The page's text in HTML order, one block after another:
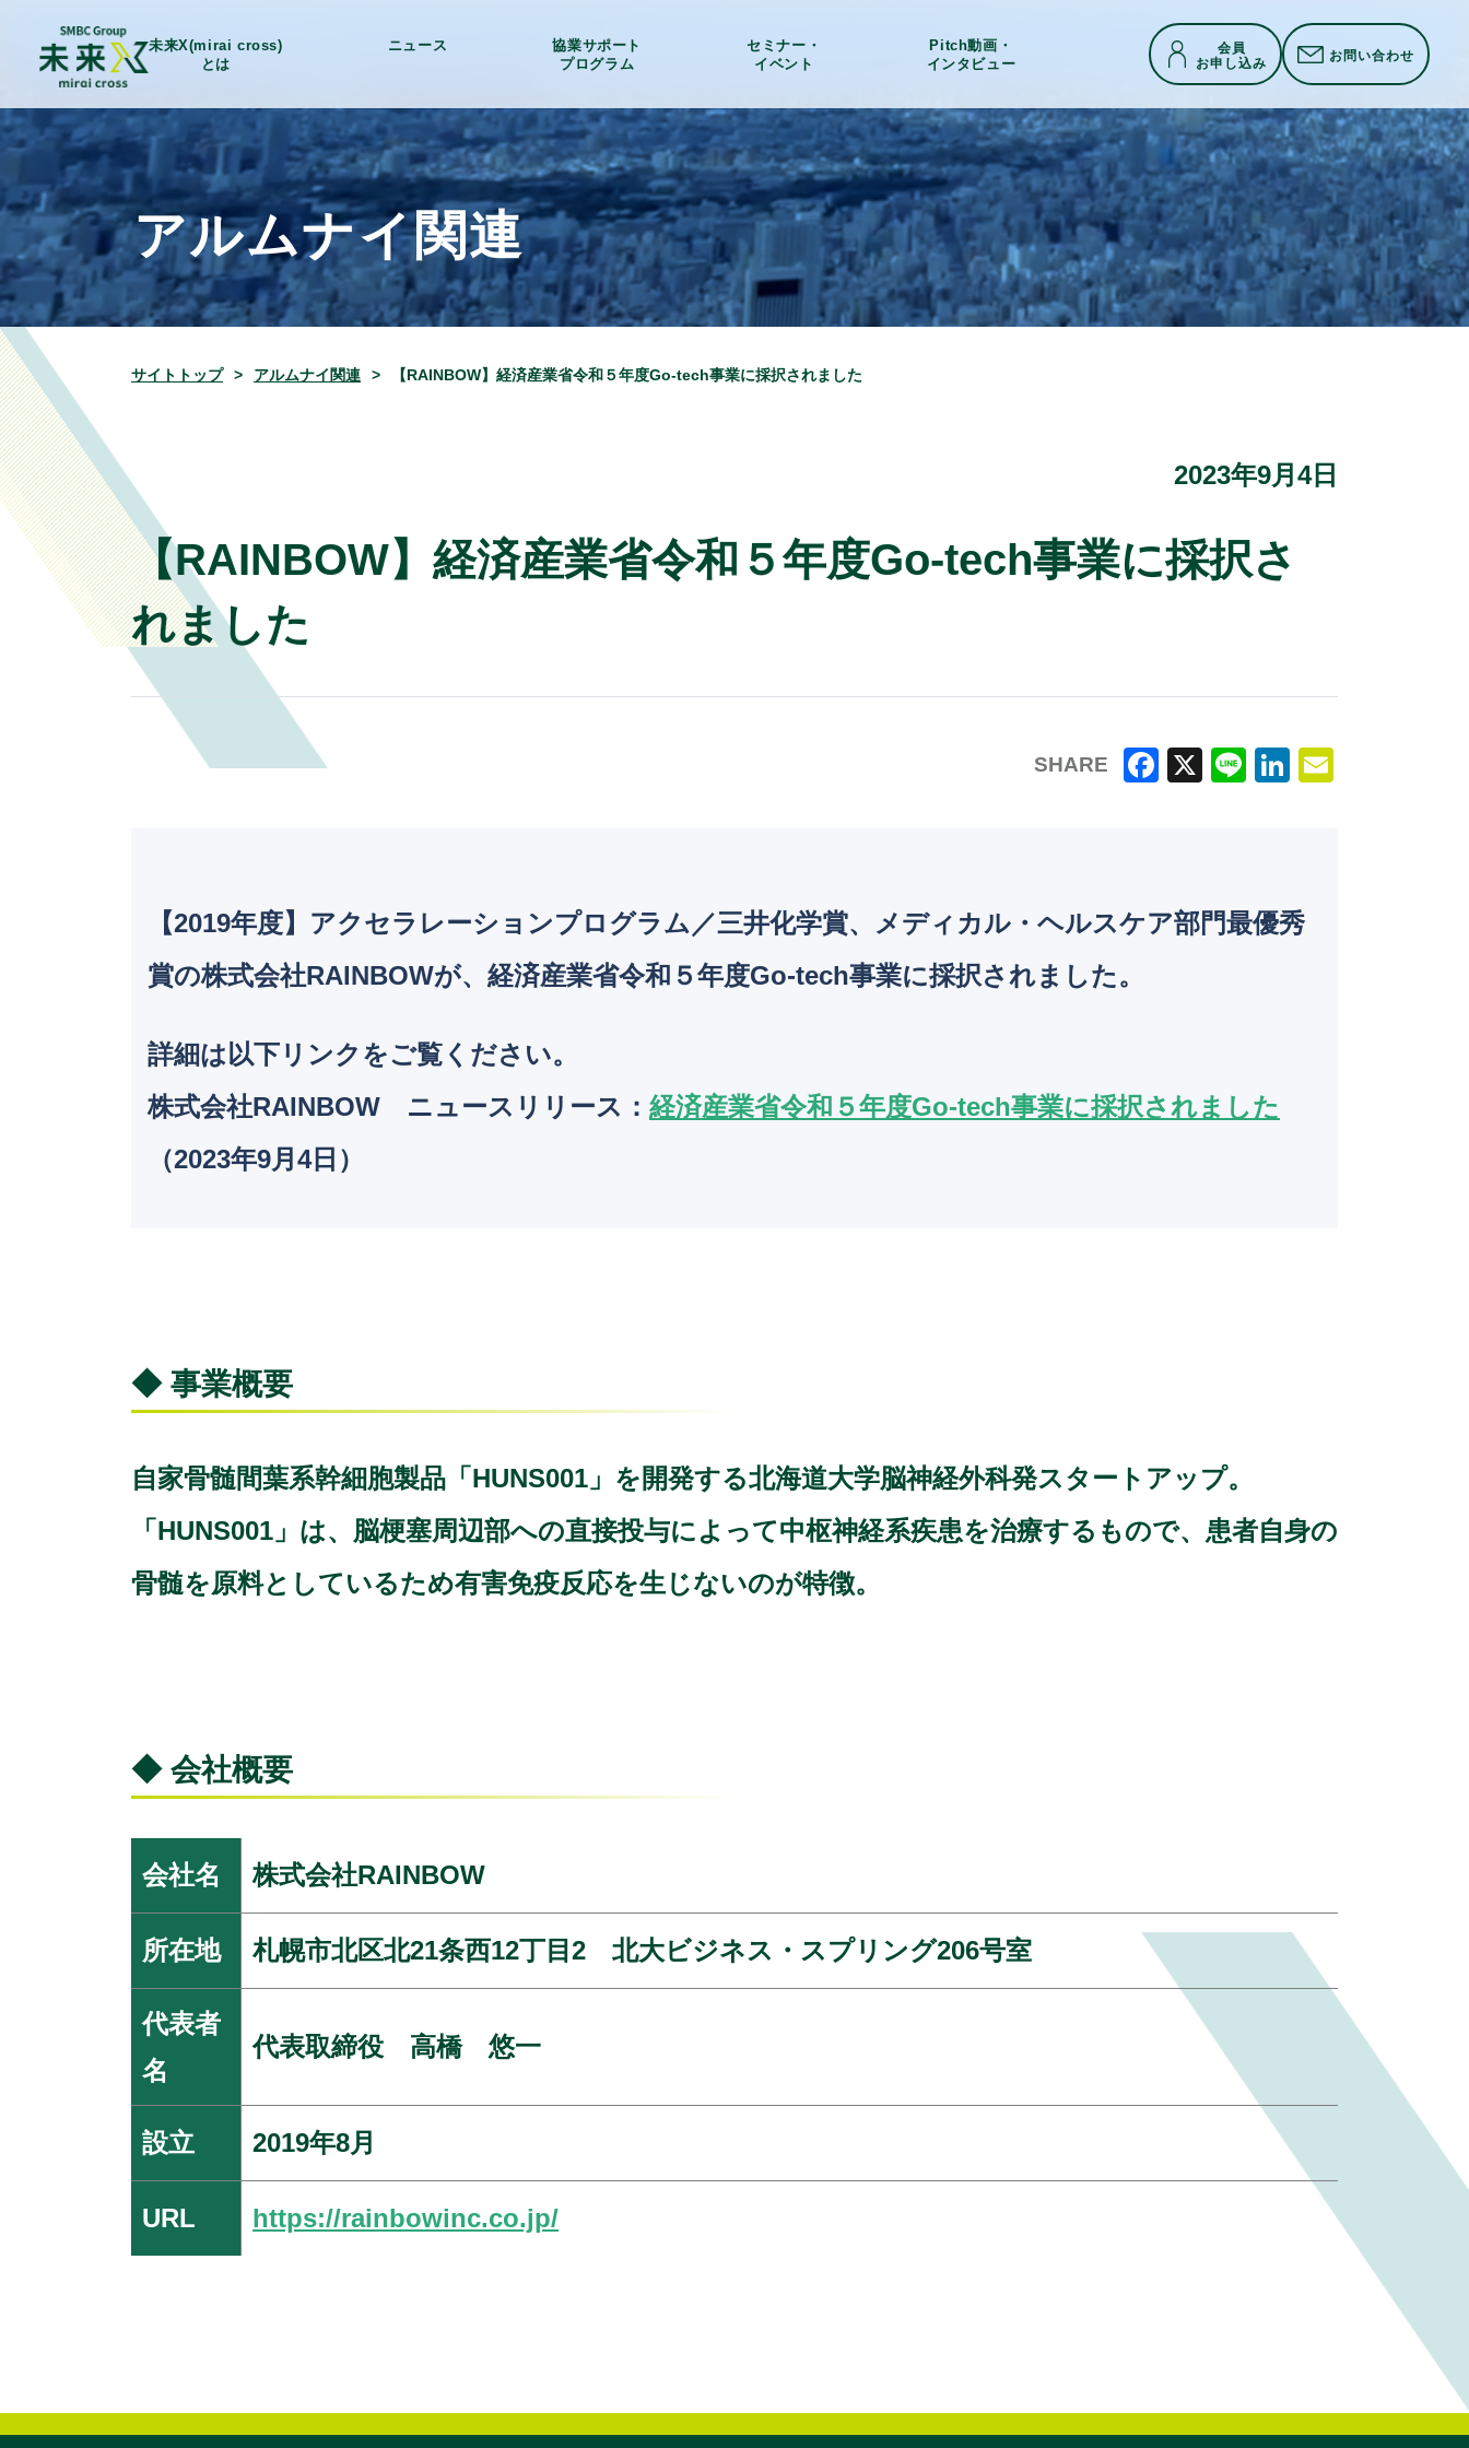
未来X(mirai cross)
とは
ニュース
協業サポート
プログラム
セミナー・
イベント
Pitch動画・
インタビュー
会員
お申し込み お問い合わせ
アルムナイ関連
サイトトップ アルムナイ関連 【RAINBOW】経済産業省令和５年度Go-tech事業に採択されました
2023年9月4日
【RAINBOW】経済産業省令和５年度Go-tech事業に採択さ
れました
SHARE
e
b
e
dI
【2019年度】アクセラレーションプログラム／三井化学賞、メディカル・ヘルスケア部門最優秀
賞の株式会社RAINBOWが、経済産業省令和５年度Go-tech事業に採択されました。
詳細は以下リンクをご覧ください。
株式会社RAINBOW ニュースリリース ： 経済産業省令和５年度Go-tech事業に採択されました
（2023年9月4日）
◆ 事業概要
自家骨髄間葉系幹細胞製品「HUNS001」を開発する北海道大学脳神経外科発スタートアップ。
「HUNS001」は、脳梗塞周辺部への直接投与によって中枢神経系疾患を治療するもので、患者自身の
骨髄を原料としているため有害免疫反応を生じないのが特徴。
◆ 会社概要
会社名 株式会社RAINBOW
所在地 札幌市北区北21条西12丁目2 北大ビジネス・スプリング206号室
代表者
名
代表取締役 高橋 悠一
設立 2019年8月
URL https://rainbowinc.co.jp/